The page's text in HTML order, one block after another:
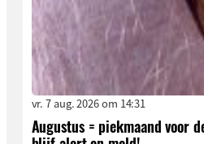
vr. 7 aug. 2026 om 14:31
Augustus = piekmaand voor